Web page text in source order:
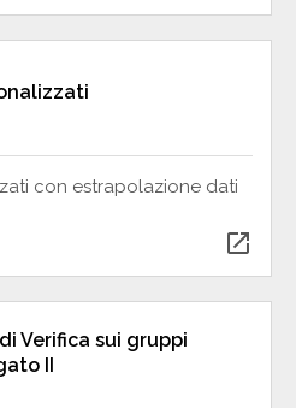
con estrapolazione dati
open_in_new
Verifica sui gruppi
II